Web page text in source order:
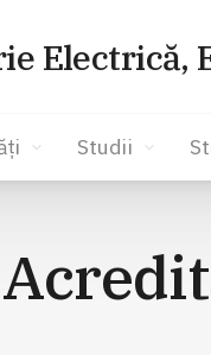
Studii